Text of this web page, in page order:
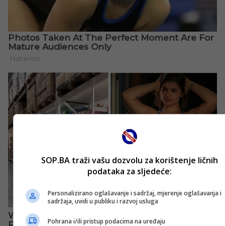
SOP.BA traži vašu dozvolu za korištenje ličnih
podataka za sljedeće:
Personalizirano oglašavanje i sadržaj, mjerenje oglašavanja i
sadržaja, uvidi u publiku i razvoj usluga
Pohrana i/ili pristup podacima na uređaju